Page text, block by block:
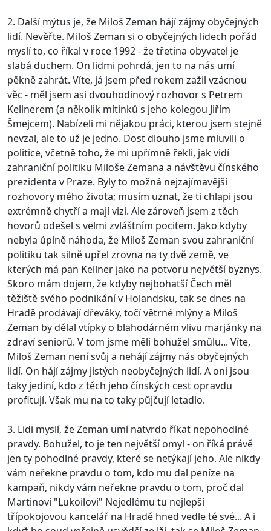
2. Další mýtus je, že Miloš Zeman hájí zájmy obyčejných
lidí. Nevěřte. Miloš Zeman si o obyčejných lidech pořád
myslí to, co říkal v roce 1992 - že třetina obyvatel je
slabá duchem. On lidmi pohrdá, jen to na nás umí
pěkně zahrát. Víte, já jsem před rokem zažil vzácnou
věc - měl jsem asi dvouhodinový rozhovor s Petrem
Kellnerem (a několik mítinků s jeho kolegou Jiřím
Šmejcem). Nabízeli mi nějakou práci, kterou jsem stejně
nevzal, ale to už je jedno. Dost dlouho jsme mluvili o
politice, včetně toho, že mi upřímně řekli, jak vidí
zahraniční politiku Miloše Zemana a návštěvu čínského
prezidenta v Praze. Byly to možná nejzajímavější
rozhovory mého života; musím uznat, že ti chlapi jsou
extrémně chytří a mají vizi. Ale zároveň jsem z těch
hovorů odešel s velmi zvláštním pocitem. Jako kdyby
nebyla úplně náhoda, že Miloš Zeman svou zahraniční
politiku tak silně upřel zrovna na ty dvě země, ve
kterých má pan Kellner jako na potvoru největší byznys.
Skoro mám dojem, že kdyby nejbohatší Čech měl
těžiště svého podnikání v Holandsku, tak se dnes na
Hradě prodávají dřeváky, točí větrné mlýny a Miloš
Zeman by dělal vtípky o blahodárném vlivu marjánky na
zdraví seniorů. V tom jsme měli bohužel smůlu... Víte,
Miloš Zeman není svůj a nehájí zájmy nás obyčejných
lidí. On hájí zájmy jistých neobyčejných lidí. A oni jsou
taky jediní, kdo z těch jeho čínských cest opravdu
profitují. Však mu na to taky půjčují letadlo.
3. Lidi myslí, že Zeman umí natvrdo říkat nepohodlné
pravdy. Bohužel, to je ten největší omyl - on říká právě
jen ty pohodlné pravdy, které se netýkají jeho. Ale nikdy
vám neřekne pravdu o tom, kdo mu dal peníze na
kampaň, nikdy vám neřekne pravdu o tom, proč dal
Martinovi "Lukoilovi" Nejedlému tu nejlepší
třípokojovou kancelář na Hradě hned vedle té své... A i